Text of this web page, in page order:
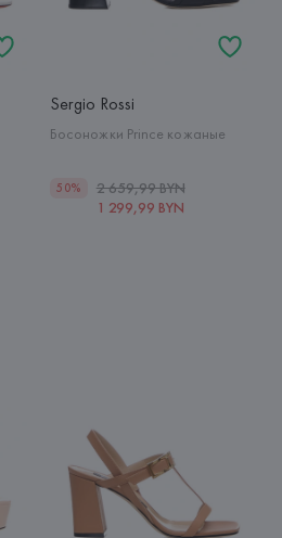
Sergio Rossi
Босоножки Prince кожаные
50%
2 659,99 BYN
1 299,99 BYN